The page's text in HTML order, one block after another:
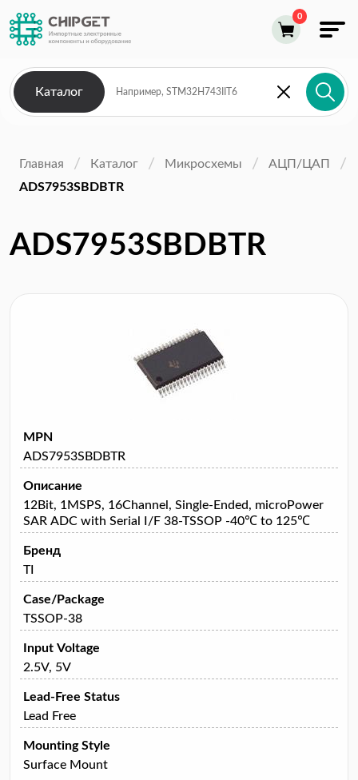
Каталог
Главная Каталог Микросхемы
АЦП/ЦАП
ADS7953SBDBTR
ADS7953SBDBTR
MPN
ADS7953SBDBTR
Описание
12Bit, 1MSPS, 16Channel, Single-Ended, microPower
SAR ADC with Serial I/F 38-TSSOP -40℃ to 125℃
Бренд
TI
Case/Package
TSSOP-38
Input Voltage
2.5V, 5V
Lead-Free Status
Lead Free
Mounting Style
Surface Mount